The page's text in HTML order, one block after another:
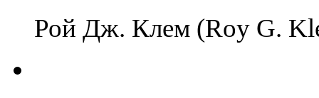
Рой Дж. Клем (Roy G.